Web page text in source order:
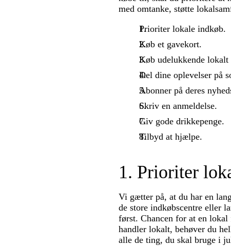
med omtanke, støtte
Prioriter lokale indkøb.
Køb et gavekort.
Køb udelukkende
Del dine oplevelser på
Abonner på deres
Skriv en anmeldelse.
Giv gode drikkepenge.
Tilbyd at hjælpe.
1. Prioriter
Vi gætter på, at du har en
de store indkøbscentre eller
først. Chancen for at en
handler lokalt, behøver du
alle de ting, du skal bruge i